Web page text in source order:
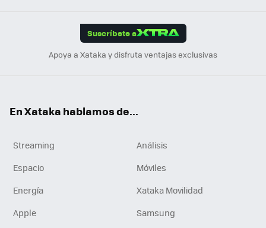
Suscríbete a
Apoya a Xataka y disfruta ventajas exclusivas
En Xataka hablamos de...
Streaming
Análisis
Espacio
Móviles
Energía
Xataka Movilidad
Apple
Samsung